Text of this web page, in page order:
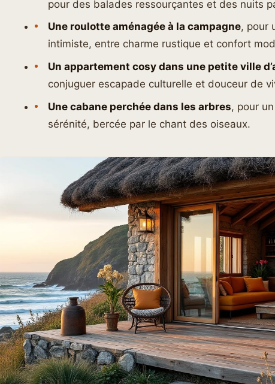
pour des balades ressourçantes et des nuits
Une roulotte aménagée à la campagne, pour
intimiste, entre charme rustique et confort
Un appartement cosy dans une petite ville
conjuguer escapade culturelle et douceur de
Une cabane perchée dans les arbres, pour
sérénité, bercée par le chant des oiseaux.